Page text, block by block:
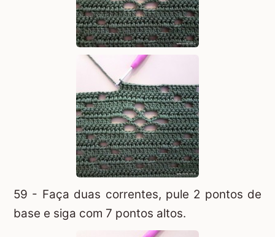
59 - Faça duas correntes, pule 2 pontos de
base e siga com 7 pontos altos.